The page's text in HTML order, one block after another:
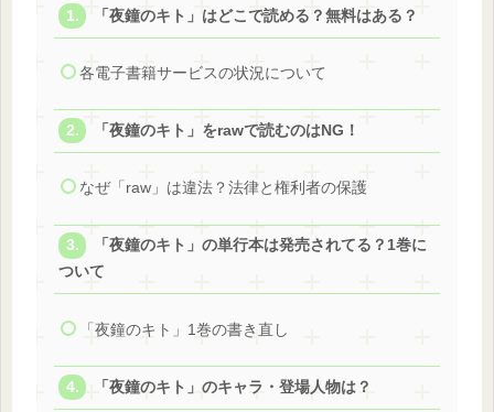
「夜鐘のキト」はどこで読める？無料はある？
各電子書籍サービスの状況について
「夜鐘のキト」をrawで読むのはNG！
なぜ「raw」は違法？法律と権利者の保護
「夜鐘のキト」の単行本は発売されてる？1巻に
ついて
「夜鐘のキト」1巻の書き直し
「夜鐘のキト」のキャラ・登場人物は？